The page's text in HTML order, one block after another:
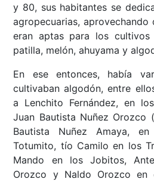
y 80, sus habitantes se
agropecuarias,
eran aptas para los
patilla, melón, ahuyama y
En ese entonces, había
cultivaban algodón, entre
a Lenchito Fernández, en
Juan Bautista Nuñez
Bautista Nuñez Amaya,
Totumito, tío Camilo en los
Mando en los Jobitos,
Orozco y Naldo Orozco en